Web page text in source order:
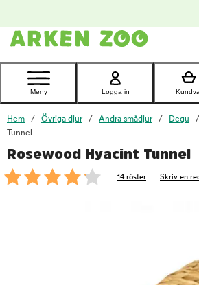
Kontakta
Meny Logga in
Hem Övriga djur Andra smådjur Degu
Tunnel
Rosewood Hyacint Tunnel
14 röster Skriv en
foo